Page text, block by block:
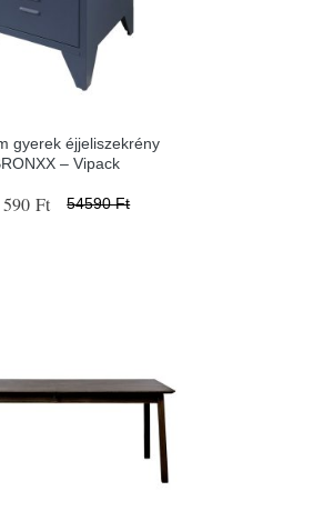
gyerek éjjeliszekrény
– Vipack
Ft 54590 Ft